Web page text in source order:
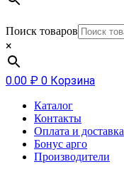
Поиск товаров
×
0.00 ₽ 0 Корзина
Каталог
Контакты
Оплата и доставка
Бонус арго
Производители